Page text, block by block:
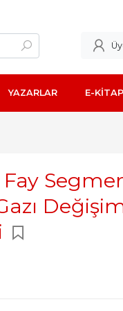
YAZARLAR E-KİTAP